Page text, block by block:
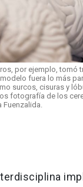
por ejemplo, tomó
fuera lo más
surcos, cisuras y
fotografía de los
Fuenzalida.